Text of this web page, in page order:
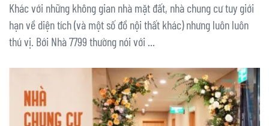
Khác với những không gian nhà mặt đất, nhà chung cư tuy giới
hạn về diện tích (và một số đồ nội thất khác) nhưng luôn luôn
thú vị. Bới Nhà 7799 thường nói với ...